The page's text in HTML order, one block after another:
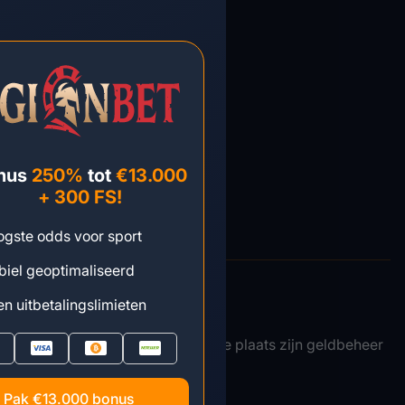
maar letterlijk nu. In de eerste plaats zijn geldbeheer
250% tot €13.000
+ 300 FS!
odds voor sport
geoptimaliseerd
uitbetalingslimieten
Pak €13.000 bonus